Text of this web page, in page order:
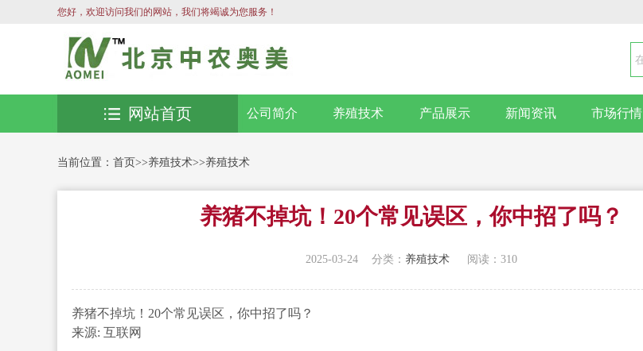
您好，欢迎访问我们的网站，我们将竭诚为您服务！
公司简介 养殖技术 产品展示 新闻资讯 市场行情
网站首页
当前位置： 首页>>养殖技术>>养殖技术
养猪不掉坑！20个常见误区，你中招了吗？
2025-03-24 分类： 养殖技术 阅读：310
养猪不掉坑！20个常见误区，你中招了吗？
来源: 互联网